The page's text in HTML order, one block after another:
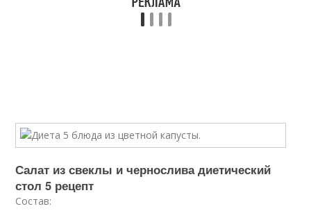
Салат из свеклы и чернослива диетический
стол 5 рецепт
Состав: